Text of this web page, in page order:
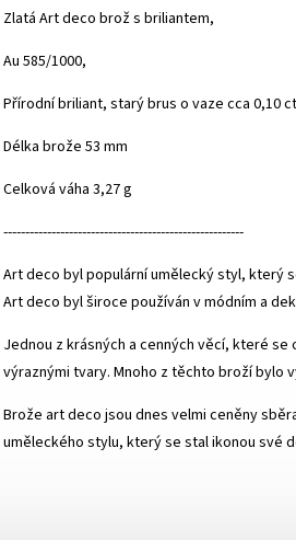
Zlatá Art deco brož s briliantem,
Au 585/1000,
Přírodní briliant, starý brus o vaze cca 0,10 ct
Délka brože 53 mm
Celková váha 3,27 g
-------------------------------------------------------
Art deco byl populární umělecký styl, který
Art deco byl široce používán v módním a
Jednou z krásných a cenných věcí, které
výraznými tvary. Mnoho z těchto broží bylo
Brože art deco jsou dnes velmi ceněny
uměleckého stylu, který se stal ikonou své